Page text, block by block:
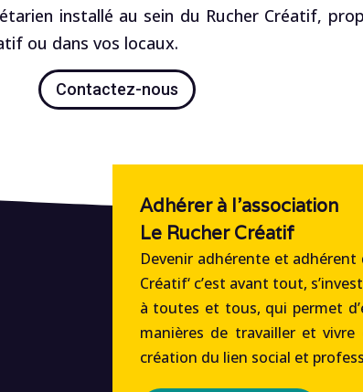
installé au sein du Rucher Créatif,
ou dans vos locaux.
Contactez-nous
Adhérer à l'association
Le Rucher Créatif
Devenir adhérente et adhérent
Créatif‘ c’est avant tout,
à toutes et tous, qui permet
manières de travailler et vivre
création du lien social et